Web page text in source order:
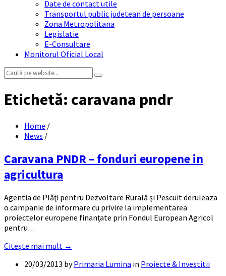
Date de contact utile
Transportul public judetean de persoane
Zona Metropolitana
Legislatie
E-Consultare
Monitorul Oficial Local
Search:
Etichetă: caravana pndr
Home /
News /
Caravana PNDR – fonduri europene in
agricultura
Agentia de Plăţi pentru Dezvoltare Rurală şi Pescuit deruleaza
o campanie de informare cu privire la implementarea
proiectelor europene finanțate prin Fondul European Agricol
pentru…
Citește mai mult →
20/03/2013 byPrimaria Lumina in Proiecte & Investitii